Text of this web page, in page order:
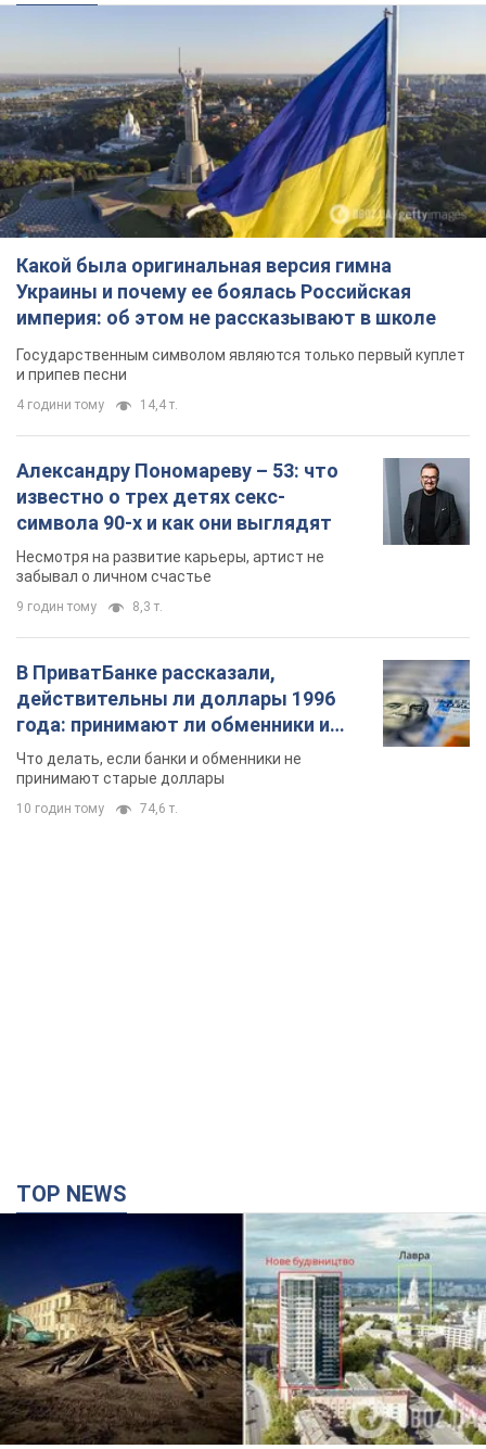
Какой была оригинальная версия гимна
Украины и почему ее боялась Российская
империя: об этом не рассказывают в школе
Государственным символом являются только первый куплет
и припев песни
4 години тому 14,4 т.
Александру Пономареву – 53: что
известно о трех детях секс-
символа 90-х и как они выглядят
Несмотря на развитие карьеры, артист не
забывал о личном счастье
9 годин тому 8,3 т.
В ПриватБанке рассказали,
действительны ли доллары 1996
года: принимают ли обменники и
банки такие купюры
Что делать, если банки и обменники не
принимают старые доллары
10 годин тому 74,6 т.
TOP NEWS